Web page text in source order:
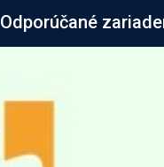
Odporúčané